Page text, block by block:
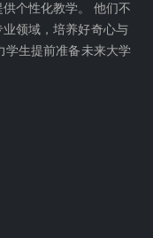
个性化教学。 他们不
领域，培养好奇心与
学生提前准备未来大学